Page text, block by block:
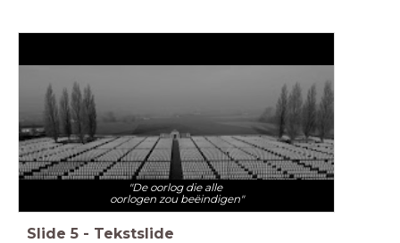
"De oorlog die alle
oorlogen zou beëindigen"
Slide 5 - Tekstslide